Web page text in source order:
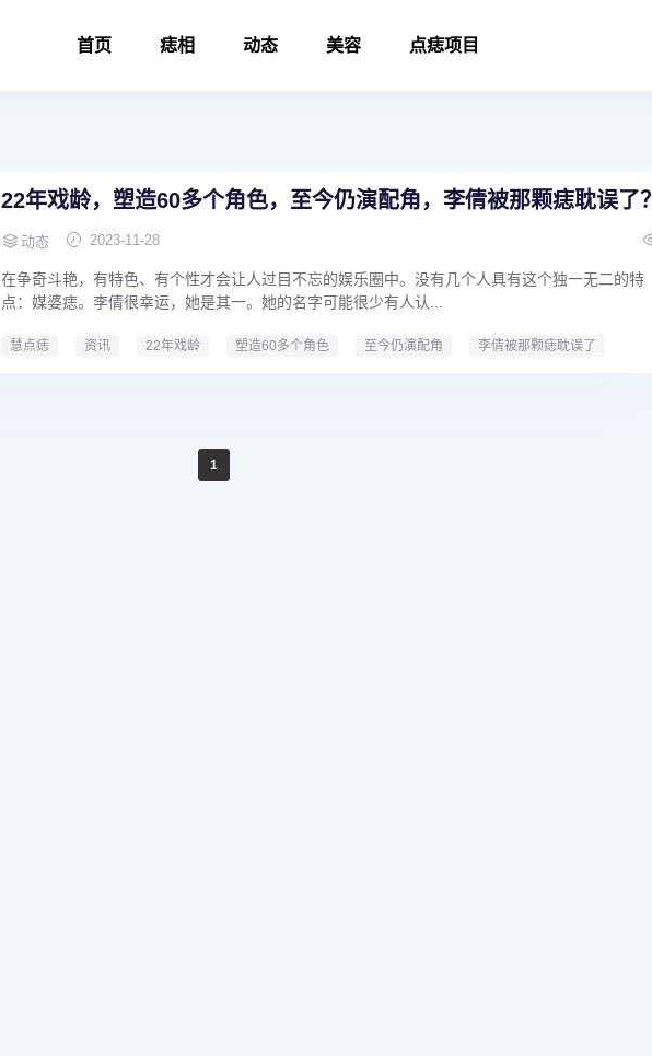
首页 痣相 动态 美容 点痣项目
22年戏龄，塑造60多个角色，至今仍演配角，李倩被那颗痣耽误了？
动态 2023-11-28
在争奇斗艳，有特色、有个性才会让人过目不忘的娱乐圈中。没有几个人具有这个独一无二的特
点：媒婆痣。李倩很幸运，她是其一。她的名字可能很少有人认...
慧点痣 资讯 22年戏龄 塑造60多个角色 至今仍演配角 李倩被那颗痣耽误了
1